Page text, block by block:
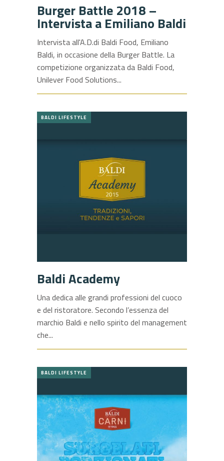
Burger Battle 2018 –
Intervista a Emiliano Baldi
Intervista all'A.D.di Baldi Food, Emiliano
Baldi, in occasione della Burger Battle. La
competizione organizzata da Baldi Food,
Unilever Food Solutions
BALDI LIFESTYLE
Baldi Academy
Una dedica alle grandi professioni del cuoco
e del ristoratore. Secondo l’essenza del
marchio Baldi e nello spirito del management
che
BALDI LIFESTYLE